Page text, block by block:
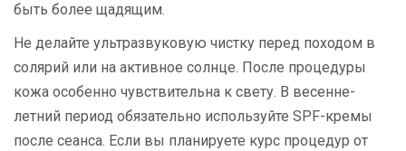
быть более щадящим.
Не делайте ультразвуковую чистку перед походом в
солярий или на активное солнце. После процедуры
кожа особенно чувствительна к свету. В весенне-
летний период обязательно используйте SPF-кремы
после сеанса. Если вы планируете курс процедур от